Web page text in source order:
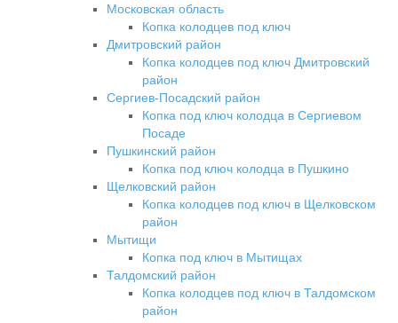
Московская область
Копка колодцев под ключ
Дмитровский район
Копка колодцев под ключ Дмитровский
район
Сергиев-Посадский район
Копка под ключ колодца в Сергиевом
Посаде
Пушкинский район
Копка под ключ колодца в Пушкино
Щелковский район
Копка колодцев под ключ в Щелковском
район
Мытищи
Копка под ключ в Мытищах
Талдомский район
Копка колодцев под ключ в Талдомском
район